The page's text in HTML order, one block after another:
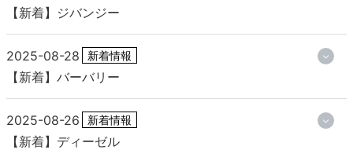
【新着】ジバンジー
2025-08-28 新着情報
【新着】バーバリー
2025-08-26 新着情報
【新着】ディーゼル